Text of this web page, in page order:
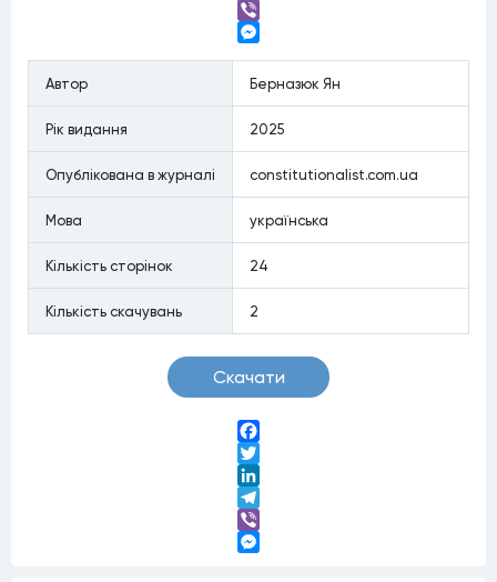
Telegram
Viber
Автор
Берназюк Ян
Рiк видання 2025
Опублiкована в журналi constitutionalist.com.ua
Мова українська
Кiлькiсть сторiнок 24
Кiлькiсть скачувань 2
Скачати
Facebook
Twitter
LinkedIn
Telegram
Viber